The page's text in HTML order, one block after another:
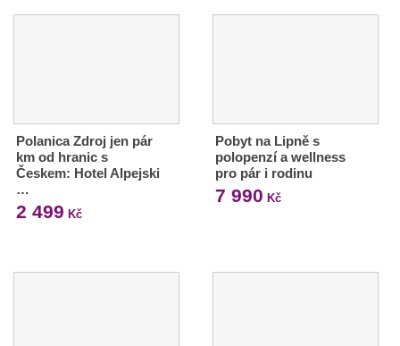
Polanica Zdroj jen pár
km od hranic s
Českem: Hotel Alpejski
…
2 499 Kč
Pobyt na Lipně s
polopenzí a wellness
pro pár i rodinu
7 990 Kč